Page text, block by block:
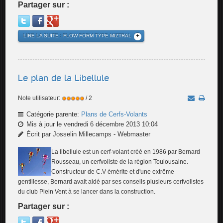
Partager sur :
LIRE LA SUITE : FLOW FORM TYPE MIZTRAL
Le plan de la Libellule
Note utilisateur: / 2
Catégorie parente: Plans de Cerfs-Volants
Mis à jour le vendredi 6 décembre 2013 10:04
Écrit par Josselin Millecamps - Webmaster
La libellule est un cerf-volant créé en 1986 par Bernard
Rousseau, un cerfvoliste de la région Toulousaine.
Constructeur de C.V émérite et d'une extrême
gentillesse, Bernard avait aidé par ses conseils plusieurs cerfvolistes
du club Plein Vent à se lancer dans la construction.
Partager sur :